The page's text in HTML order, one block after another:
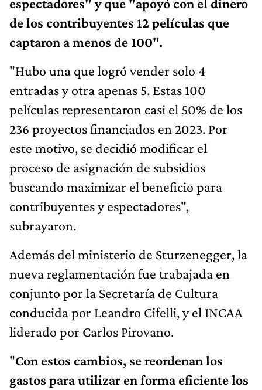
de los contribuyentes 12 películas que
captaron a menos de 100".
"Hubo una que logró vender solo 4
entradas y otra apenas 5. Estas 100
películas representaron casi el 50% de los
236 proyectos financiados en 2023. Por
este motivo, se decidió modificar el
proceso de asignación de subsidios
buscando maximizar el beneficio para
contribuyentes y espectadores",
subrayaron.
Además del ministerio de Sturzenegger, la
nueva reglamentación fue trabajada en
conjunto por la Secretaría de Cultura
conducida por Leandro Cifelli, y el INCAA
liderado por Carlos Pirovano.
"Con estos cambios, se reordenan los
gastos para utilizar en forma eficiente los